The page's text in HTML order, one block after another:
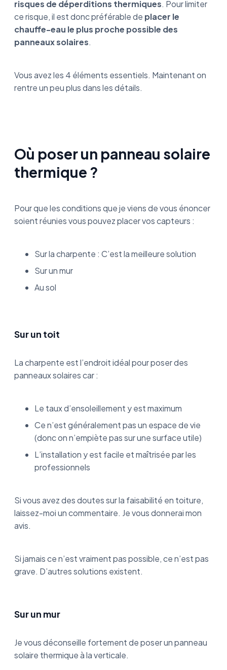
risques de déperditions thermiques. Pour limiter
ce risque, il est donc préférable de placer le
chauffe-eau le plus proche possible des
panneaux solaires.
Vous avez les 4 éléments essentiels. Maintenant on
rentre un peu plus dans les détails.
Où poser un panneau solaire
thermique ?
Pour que les conditions que je viens de vous énoncer
soient réunies vous pouvez placer vos capteurs :
Sur la charpente : C’est la meilleure solution
Sur un mur
Au sol
Sur un toit
La charpente est l’endroit idéal pour poser des
panneaux solaires car :
Le taux d’ensoleillement y est maximum
Ce n’est généralement pas un espace de vie
(donc on n’empiète pas sur une surface utile)
L’installation y est facile et maîtrisée par les
professionnels
Si vous avez des doutes sur la faisabilité en toiture,
laissez-moi un commentaire. Je vous donnerai mon
avis.
Si jamais ce n’est vraiment pas possible, ce n’est pas
grave. D’autres solutions existent.
Sur un mur
Je vous déconseille fortement de poser un panneau
solaire thermique à la verticale.